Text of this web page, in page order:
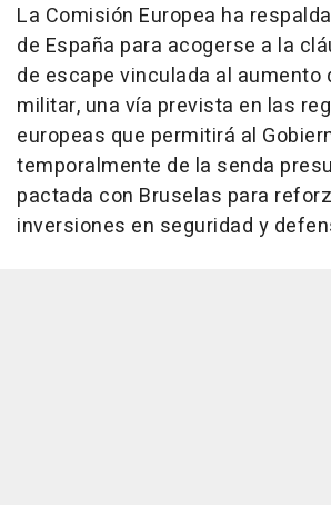
La Comisión Europea ha
de España para acogerse a la
de escape vinculada al aumento
militar, una vía prevista en las
europeas que permitirá al
temporalmente de la senda
pactada con Bruselas para
inversiones en seguridad y